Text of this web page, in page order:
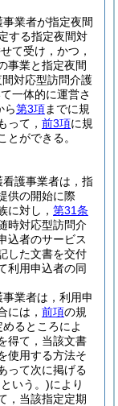
業者が指定夜間
する指定夜間対
て受け，かつ，
事業と指定夜間
対応型訪問介護
一体的に運営さ
ら第3項までに規
って， 前3項に規
ができる。
護事業者は，指
供の開始に際
に対し， 第31条
時対応型訪問介
込者のサービス
した文書を交付
利用申込者の同
業者は，利用申
には， 前項の規
めるところによ
得て，当該文書
使用する方法そ
って次に掲げる
いう。)により
，当該指定定期